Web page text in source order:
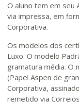
O aluno tem em seu
via impressa, em
Corporativa.
Os modelos dos
Luxo. O modelo
gramatura média. O
(Papel Aspen de
Corporativa,
remetido via